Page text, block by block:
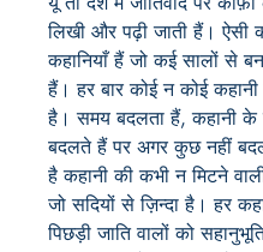
लिखी और पढ़ी जाती हैं। ऐसी
कहानियाँ हैं जो कई सालों से
हैं। हर बार कोई न कोई कहानी
है। समय बदलता हैं,कहानी के
बदलते हैं पर अगर कुछ नहीं
है कहानी की कभी न मिटने
जो सदियों से ज़िन्दा है। हर
पिछड़ी जाति वालों को